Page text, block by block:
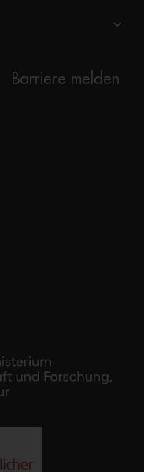
Barriere melden